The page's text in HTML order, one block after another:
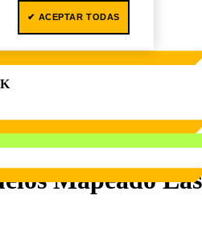
Mapeado
✔ ACEPTAR TODAS